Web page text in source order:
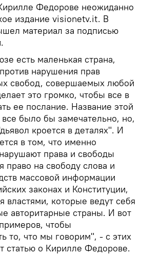
Федорове неожиданно
издание visionetv.it. В
материал за подписью
есть маленькая страна,
нарушения прав
свобод, совершаемых любой
это громко, чтобы все в
ее послание. Название этой
было бы замечательно, но,
кроется в деталях". И
в том, что именно
права и свободы
право на свободу слова и
массовой информации
законах и Конституции,
властями, которые ведут себя
авторитарные страны. И вот
чтобы
то, что мы говорим", - с этих
статью о Кирилле Федорове.